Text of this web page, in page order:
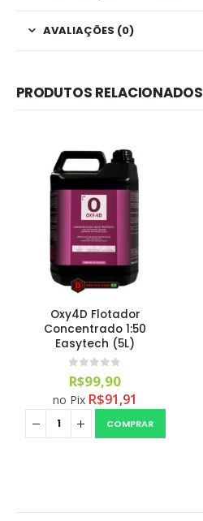
AVALIAÇÕES (0)
PRODUTOS RELACIONADOS
Oxy4D Flotador
Concentrado 1:50
Easytech (5L)
0 out of 5
R$99,90
no Pix R$91,91
COMPRAR